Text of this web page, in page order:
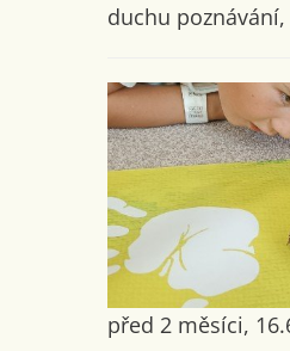
duchu
před 2 měsíci,